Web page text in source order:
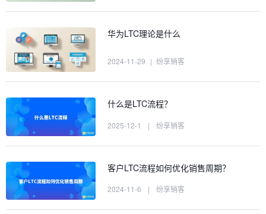
华为LTC理论是什么
2024-11-29 | 纷享销客
什么是LTC流程？
2025-12-1 | 纷享销客
客户LTC流程如何优化销售周期？
2024-11-6 | 纷享销客